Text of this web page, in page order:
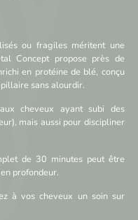
ou fragiles méritent une
Concept propose près de
en protéine de blé, conçu
sans alourdir.
cheveux ayant subi des
mais aussi pour discipliner
de 30 minutes peut être
profondeur.
à vos cheveux un soin sur